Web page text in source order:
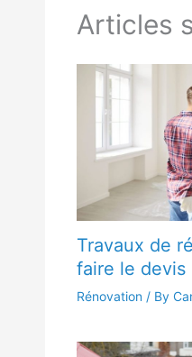
Articles
Travaux de
faire le devis
Rénovation / By